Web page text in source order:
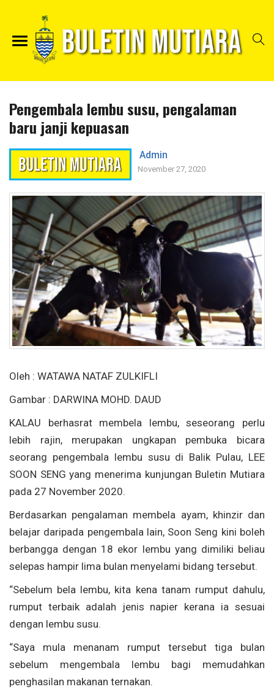
Pengembala lembu susu, pengalaman
baru janji kepuasan
Admin
November 27, 2020
Oleh : WATAWA NATAF ZULKIFLI
Gambar : DARWINA MOHD. DAUD
KALAU berhasrat membela lembu, seseorang perlu
lebih rajin, merupakan ungkapan pembuka bicara
seorang pengembala lembu susu di Balik Pulau, LEE
SOON SENG yang menerima kunjungan Buletin Mutiara
pada 27 November 2020.
Berdasarkan pengalaman membela ayam, khinzir dan
belajar daripada pengembala lain, Soon Seng kini boleh
berbangga dengan 18 ekor lembu yang dimiliki beliau
selepas hampir lima bulan menyelami bidang tersebut.
“Sebelum bela lembu, kita kena tanam rumput dahulu,
rumput terbaik adalah jenis napier kerana ia sesuai
dengan lembu susu.
“Saya mula menanam rumput tersebut tiga bulan
sebelum mengembala lembu bagi memudahkan
penghasilan makanan ternakan.